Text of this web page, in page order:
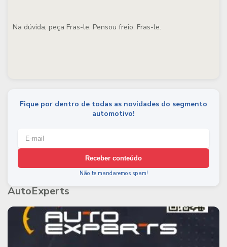
Na dúvida, peça Fras-le. Pensou freio, Fras-le.
Fique por dentro de todas as novidades do segmento
automotivo!
Receber conteúdo
Não te mandaremos spam!
AutoExperts